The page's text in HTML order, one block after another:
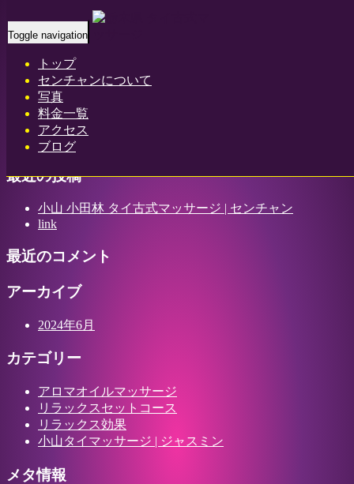
Toggle navigation
トップ
センチャンについて
写真
料金一覧
アクセス
ブログ
Home -ソダ…
ソダ(Soda)小山 小田林 タイ古式マッサージ | センチャン
最近の投稿
小山 小田林 タイ古式マッサージ | センチャン
link
最近のコメント
アーカイブ
2024年6月
カテゴリー
アロマオイルマッサージ
リラックスセットコース
リラックス効果
小山タイマッサージ | ジャスミン
メタ情報